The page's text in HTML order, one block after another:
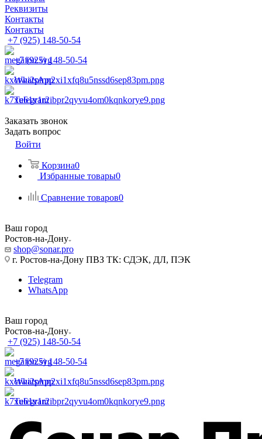
Реквизиты
Контакты
Контакты
+7 (925) 148-50-54
+7 (925) 148-50-54
WhatsApp
Telegram
Заказать звонок
Задать вопрос
Войти
Корзина0
Избранные товары0
Сравнение товаров0
Ваш город
Ростов-на-Дону
shop@sonar.pro
г. Ростов-на-Дону ПВЗ ТК: СДЭК, ДЛ, ПЭК
Telegram
WhatsApp
Ваш город
Ростов-на-Дону
+7 (925) 148-50-54
+7 (925) 148-50-54
WhatsApp
Telegram